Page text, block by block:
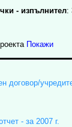
- изпълнител:
Покажи
договор/
- за 2007 г.